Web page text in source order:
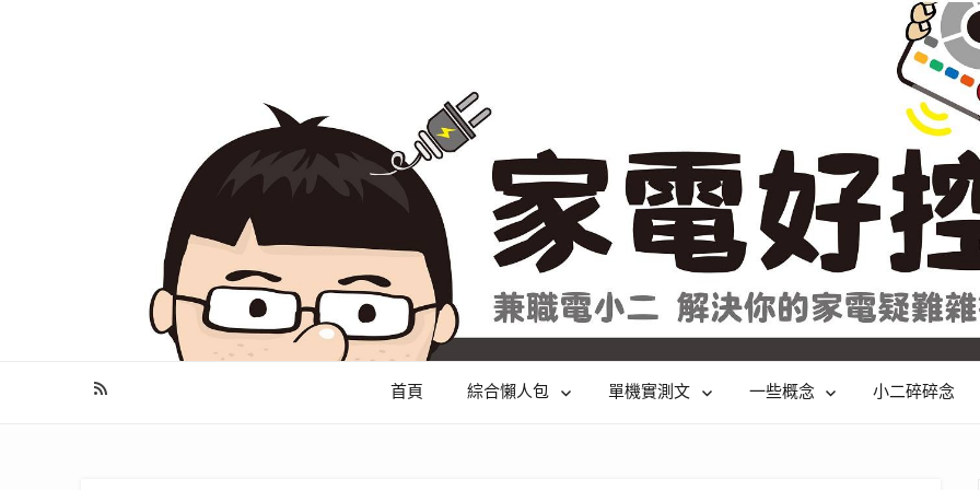
幫你做好功課，看了就知怎麼找出適合自己的家電
首頁 綜合懶人包 單機實測文 一些概念 小二碎碎念